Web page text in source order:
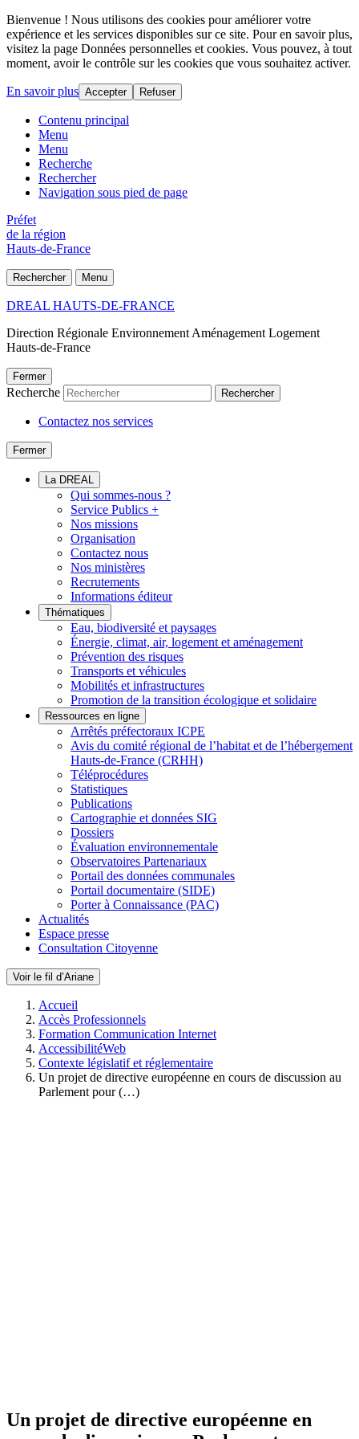
Bienvenue ! Nous utilisons des cookies pour améliorer votre
expérience et les services disponibles sur ce site. Pour en savoir plus,
visitez la page Données personnelles et cookies. Vous pouvez, à tout
moment, avoir le contrôle sur les cookies que vous souhaitez activer.
En savoir plus Accepter Refuser
Contenu principal
Menu
Menu
Recherche
Rechercher
Navigation sous pied de page
Préfet
de la région
Hauts-de-France
Rechercher Menu
DREAL HAUTS-DE-FRANCE
Direction Régionale Environnement Aménagement Logement
Hauts-de-France
Fermer
Recherche Rechercher
Contactez nos services
Fermer
La DREAL
Qui sommes-nous ?
Service Publics +
Nos missions
Organisation
Contactez nous
Nos ministères
Recrutements
Informations éditeur
Thématiques
Eau, biodiversité et paysages
Énergie, climat, air, logement et aménagement
Prévention des risques
Transports et véhicules
Mobilités et infrastructures
Promotion de la transition écologique et solidaire
Ressources en ligne
Arrêtés préfectoraux ICPE
Avis du comité régional de l’habitat et de l’hébergement
Hauts-de-France (CRHH)
Téléprocédures
Statistiques
Publications
Cartographie et données SIG
Dossiers
Évaluation environnementale
Observatoires Partenariaux
Portail des données communales
Portail documentaire (SIDE)
Porter à Connaissance (PAC)
Actualités
Espace presse
Consultation Citoyenne
Voir le fil d’Ariane
Accueil
Accès Professionnels
Formation Communication Internet
AccessibilitéWeb
Contexte législatif et réglementaire
Un projet de directive européenne en cours de discussion au
Parlement pour (…)
Un projet de directive européenne en